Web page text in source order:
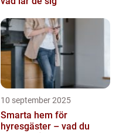
10 september 2025
Smarta hem för
hyresgäster – vad du